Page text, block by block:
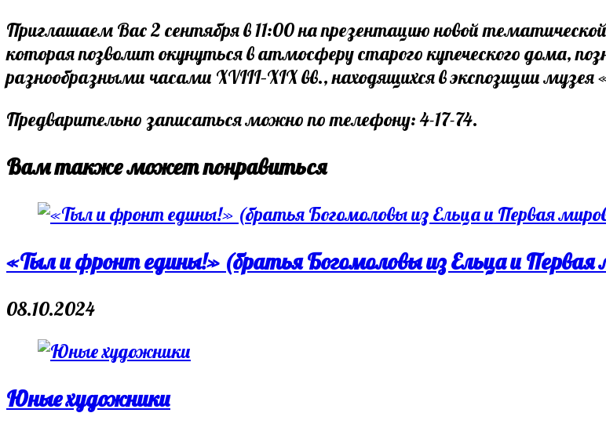
Приглашаем Вас 2 сентября в 11:00 на презентацию новой
которая позволит окунуться в атмосферу старого купеческого дома,
разнообразными часами XVIII–XIX вв., находящихся в экспозиции
Предварительно записаться можно по телефону: 4-17-74.
Вам также может понравиться
«Тыл и фронт едины!» (братья Богомоловы из Ельца и Первая
08.10.2024
Юные художники